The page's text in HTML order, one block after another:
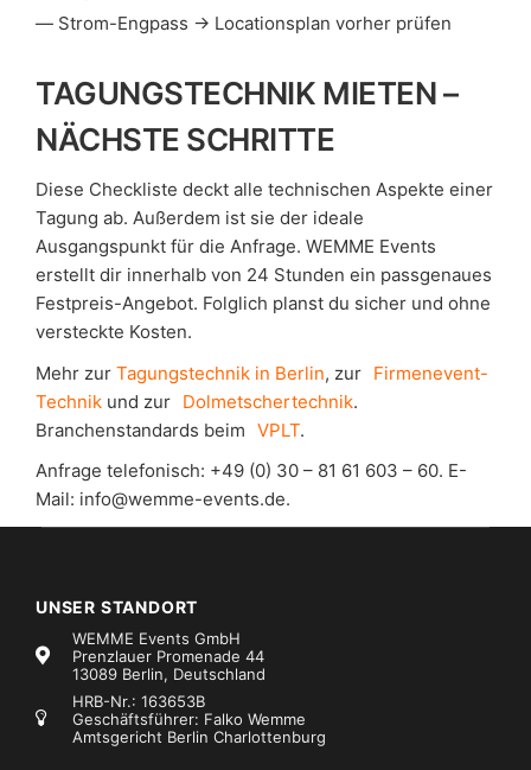
Strom-Engpass → Locationsplan vorher prüfen
TAGUNGSTECHNIK MIETEN –
NÄCHSTE SCHRITTE
Diese Checkliste deckt alle technischen Aspekte einer
Tagung ab. Außerdem ist sie der ideale
Ausgangspunkt für die Anfrage. WEMME Events
erstellt dir innerhalb von 24 Stunden ein passgenaues
Festpreis-Angebot. Folglich planst du sicher und ohne
versteckte Kosten.
Mehr zur Tagungstechnik in Berlin, zur Firmenevent-
Technik und zur Dolmetschertechnik.
Branchenstandards beim VPLT.
Anfrage telefonisch: +49 (0) 30 – 81 61 603 – 60. E-
Mail: info@wemme-events.de.
UNSER STANDORT
WEMME Events GmbH
Prenzlauer Promenade 44
13089 Berlin, Deutschland
HRB-Nr.: 163653B
Geschäftsführer: Falko Wemme
Amtsgericht Berlin Charlottenburg